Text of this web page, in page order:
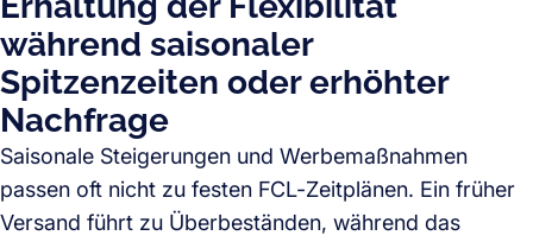
während saisonaler
Spitzenzeiten oder erhöhter
Nachfrage
Saisonale Steigerungen und Werbemaßnahmen
passen oft nicht zu festen FCL-Zeitplänen. Ein früher
Versand führt zu Überbeständen, während das